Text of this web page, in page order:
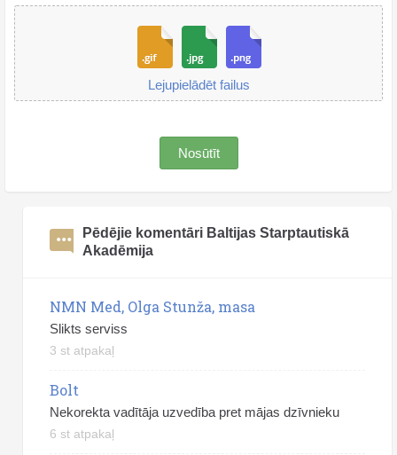
Lejupielādēt failus
Nosūtīt
Pēdējie komentāri Baltijas Starptautiskā
Akadēmija
NMN Med, Olga Stunža, masa
Slikts serviss
3 st atpakaļ
Bolt
Nekorekta vadītāja uzvedība pret mājas dzīvnieku
6 st atpakaļ